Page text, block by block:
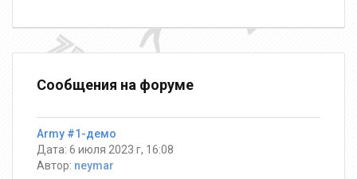
Сообщения на форуме
Army #1-демо
Дата: 6 июля 2023 г, 16:08
Автор: neymar